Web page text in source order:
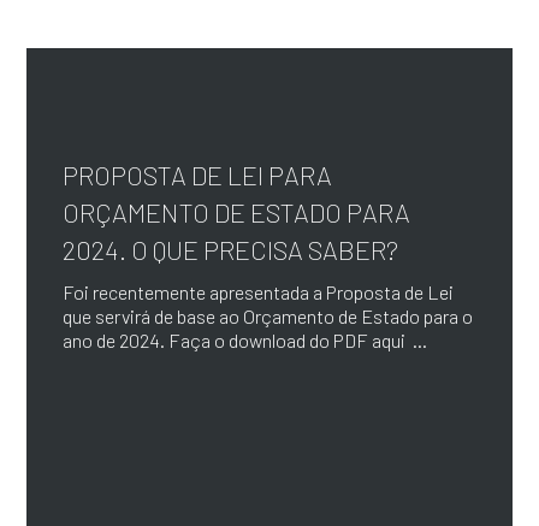
PROPOSTA DE LEI PARA
ORÇAMENTO DE ESTADO PARA
2024. O QUE PRECISA SABER?
Foi recentemente apresentada a Proposta de Lei
que servirá de base ao Orçamento de Estado para o
ano de 2024. Faça o download do PDF aqui ...